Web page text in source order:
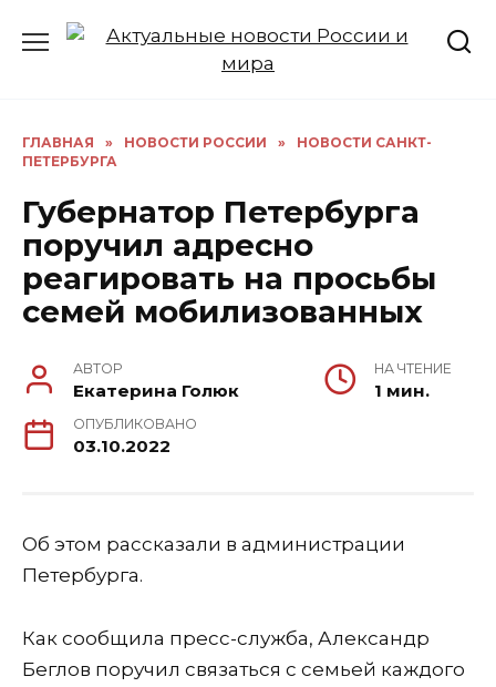
ГЛАВНАЯ » НОВОСТИ РОССИИ »
НОВОСТИ САНКТ-
ПЕТЕРБУРГА
Губернатор Петербурга
поручил адресно
реагировать на просьбы
семей мобилизованных
АВТОР
Екатерина Голюк
НА ЧТЕНИЕ
1 мин.
ОПУБЛИКОВАНО
03.10.2022
Об этом рассказали в администрации
Петербурга.
Как сообщила пресс-служба, Александр
Беглов поручил связаться с семьей каждого